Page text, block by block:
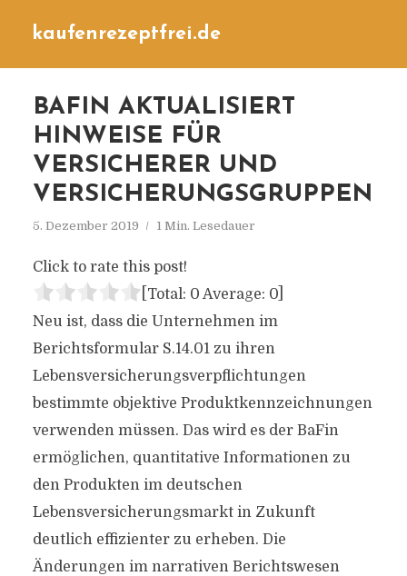
kaufenrezeptfrei.de
BAFIN AKTUALISIERT
HINWEISE FÜR
VERSICHERER UND
VERSICHERUNGSGRUPPEN
5. Dezember 2019 1 Min. Lesedauer
Click to rate this post!
[Total: 0 Average: 0]
Neu ist, dass die Unternehmen im
Berichtsformular S.14.01 zu ihren
Lebensversicherungsverpflichtungen
bestimmte objektive Produktkennzeichnungen
verwenden müssen. Das wird es der BaFin
ermöglichen, quantitative Informationen zu
den Produkten im deutschen
Lebensversicherungsmarkt in Zukunft
deutlich effizienter zu erheben. Die
Änderungen im narrativen Berichtswesen